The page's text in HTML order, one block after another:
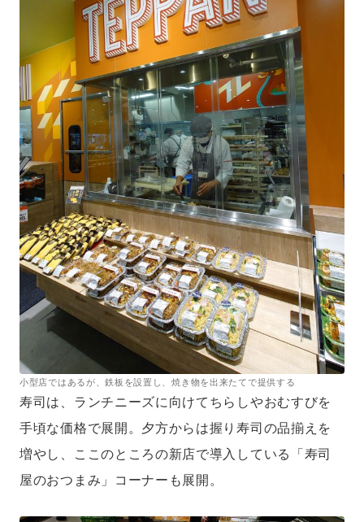
小型店ではあるが、鉄板を設置し、焼き物を出来たてで提供する
寿司は、ランチニーズに向けてちらしやおむすびを
手頃な価格で展開。夕方からは握り寿司の品揃えを
増やし、ここのところの新店で導入している「寿司
屋のおつまみ」コーナーも展開。